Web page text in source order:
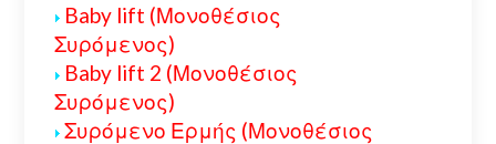
Baby lift (Μονοθέσιος
Συρόμενος)
Baby lift 2 (Μονοθέσιος
Συρόμενος)
Συρόμενο Ερμής (Μονοθέσιος